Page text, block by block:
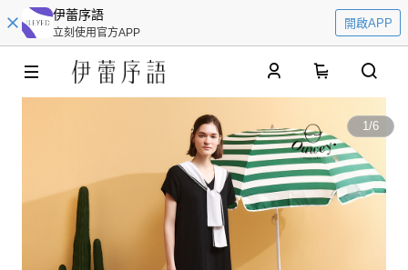
伊蕾序語
立刻使用官方APP
開啟APP
1/6